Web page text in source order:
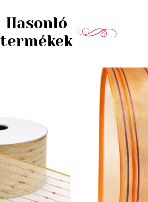
Hasonló
termékek